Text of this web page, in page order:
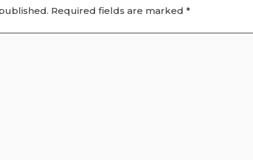
Required fields are marked *